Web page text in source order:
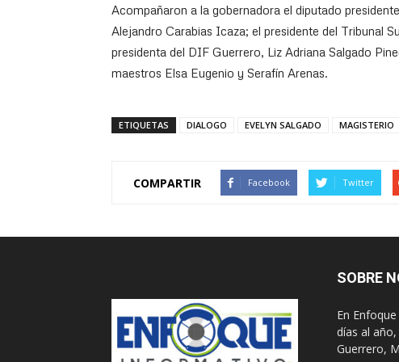
Acompañaron a la gobernadora el diputado
Alejandro Carabias Icaza; el presidente del Tribunal
presidenta del DIF Guerrero, Liz Adriana Salgado
maestros Elsa Eugenio y Serafín Arenas.
ETIQUETAS DIALOGO EVELYN SALGADO MAGISTERIO
COMPARTIR Facebook Twitter
SOBRE
En
días al
Guerrero,